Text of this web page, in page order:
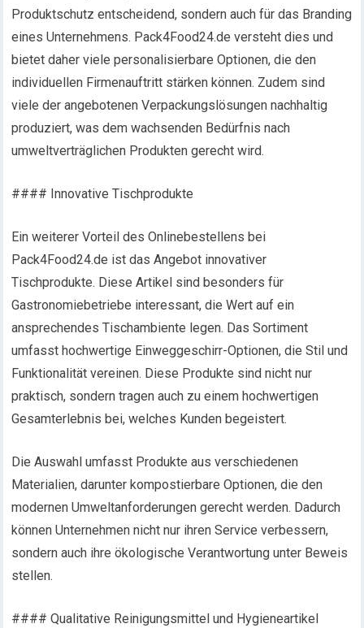
Produktschutz entscheidend, sondern auch für das Branding
eines Unternehmens. Pack4Food24.de versteht dies und
bietet daher viele personalisierbare Optionen, die den
individuellen Firmenauftritt stärken können. Zudem sind
viele der angebotenen Verpackungslösungen nachhaltig
produziert, was dem wachsenden Bedürfnis nach
umweltverträglichen Produkten gerecht wird.
#### Innovative Tischprodukte
Ein weiterer Vorteil des Onlinebestellens bei
Pack4Food24.de ist das Angebot innovativer
Tischprodukte. Diese Artikel sind besonders für
Gastronomiebetriebe interessant, die Wert auf ein
ansprechendes Tischambiente legen. Das Sortiment
umfasst hochwertige Einweggeschirr-Optionen, die Stil und
Funktionalität vereinen. Diese Produkte sind nicht nur
praktisch, sondern tragen auch zu einem hochwertigen
Gesamterlebnis bei, welches Kunden begeistert.
Die Auswahl umfasst Produkte aus verschiedenen
Materialien, darunter kompostierbare Optionen, die den
modernen Umweltanforderungen gerecht werden. Dadurch
können Unternehmen nicht nur ihren Service verbessern,
sondern auch ihre ökologische Verantwortung unter Beweis
stellen.
#### Qualitative Reinigungsmittel und Hygieneartikel